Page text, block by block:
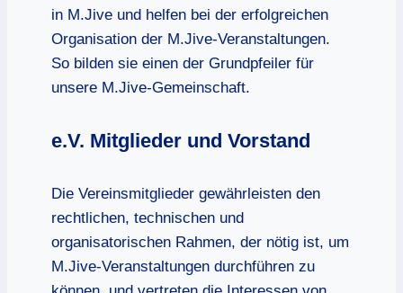
in M.Jive und helfen bei der erfolgreichen
Organisation der M.Jive-Veranstaltungen.
So bilden sie einen der Grundpfeiler für
unsere M.Jive-Gemeinschaft.
e.V. Mitglieder und Vorstand
Die Vereinsmitglieder gewährleisten den
rechtlichen, technischen und
organisatorischen Rahmen, der nötig ist, um
M.Jive-Veranstaltungen durchführen zu